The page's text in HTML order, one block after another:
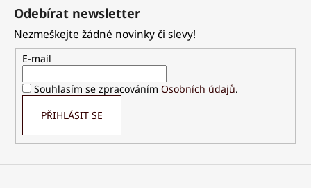
Odebírat newsletter
Nezmeškejte žádné novinky či slevy!
E-mail
Souhlasím se zpracováním Osobních údajů.
PŘIHLÁSIT SE